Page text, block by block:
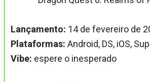
Lançamento: 14 de fevereiro de
Plataformas: Android, DS, iOS,
Vibe: espere o inesperado